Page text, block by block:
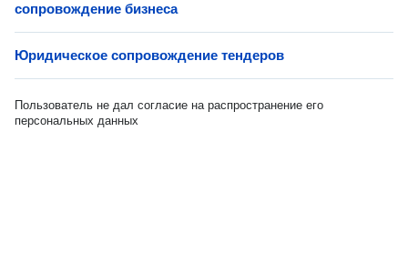
сопровождение бизнеса
Юридическое сопровождение тендеров
Пользователь не дал согласие на распространение его
персональных данных